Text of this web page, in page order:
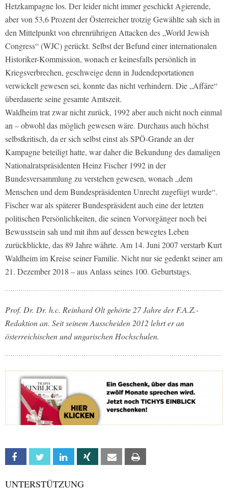
Hetzkampagne los. Der leider nicht immer geschickt Agierende,
aber von 53,6 Prozent der Österreicher trotzig Gewählte sah sich in
den Mittelpunkt von ehrenrührigen Attacken des „World Jewish
Congress“ (WJC) gerückt. Selbst der Befund einer internationalen
Historiker-Kommission, wonach er keinesfalls persönlich in
Kriegsverbrechen, geschweige denn in Judendeportationen
verwickelt gewesen sei, konnte das nicht verhindern. Die „Affäre“
überdauerte seine gesamte Amtszeit.
Waldheim trat zwar nicht zurück, 1992 aber auch nicht noch einmal
an – obwohl das möglich gewesen wäre. Durchaus auch höchst
selbstkritisch, da er sich selbst einst als SPÖ-Grande an der
Kampagne beteiligt hatte, war daher die Bekundung des damaligen
Nationalratspräsidenten Heinz Fischer 1992 in der
Bundesversammlung zu verstehen gewesen, wonach „dem
Menschen und dem Bundespräsidenten Unrecht zugefügt wurde“.
Fischer war als späterer Bundespräsident auch eine der letzten
politischen Persönlichkeiten, die seinen Vorvorgänger noch bei
Bewusstsein sah und mit ihm auf dessen bewegtes Leben
zurückblickte, das 89 Jahre währte. Am 14. Juni 2007 verstarb Kurt
Waldheim im Kreise seiner Familie. Nicht nur sie gedenkt seiner am
21. Dezember 2018 – aus Anlass seines 100. Geburtstags.
Prof. Dr. Dr. h.c. Reinhard Olt gehörte 27 Jahre der F.A.Z.-
Redaktion an. Seit seinem Ausscheiden 2012 lehrt er an
österreichischen und ungarischen Hochschulen.
Facebook Twitter Linkedin Xing Email
UNTERSTÜTZUNG